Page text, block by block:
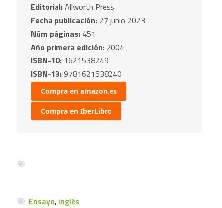
Editorial:Allworth Press
Fecha publicación: 27 junio 2023
Núm páginas: 451
Año primera edición: 2004
ISBN-10: 1621538249
ISBN-13:9781621538240
Compra en amazon.es
Compra en IberLibro
Ensayo, inglés